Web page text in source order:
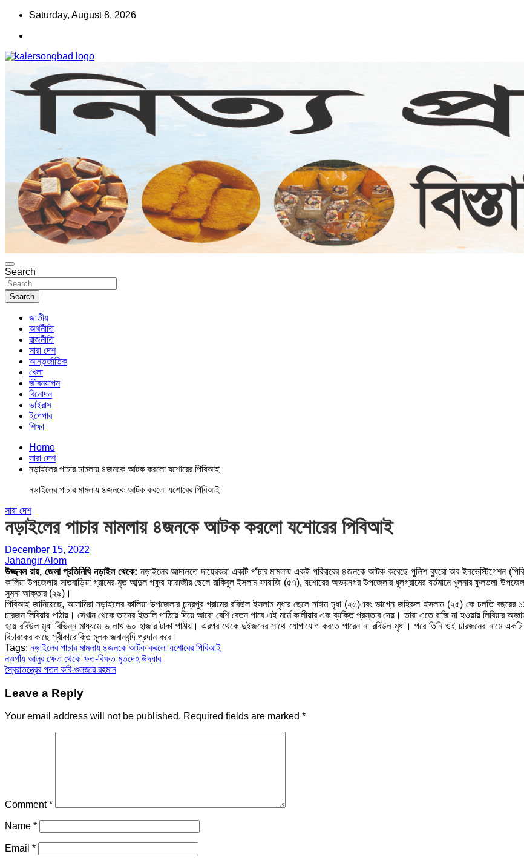
Skip
content
Saturday, August 8, 2026
কালের সংবাদ
www.kalersongbad.com
Search
Search
জাতীয়
অর্থনীতি
রাজনীতি
সারা দেশ
আন্তর্জাতিক
খেলা
জীবনযাপন
বিনোদন
ভাইরাস
ইপেপার
শিক্ষা
Home
সারা দেশ
নড়াইলের পাচার মামলায় ৪জনকে আটক করলো যশোরের পিবিআই
নড়াইলের পাচার মামলায় ৪জনকে আটক করলো যশোরের পিবিআই
সারা দেশ
নড়াইলের পাচার মামলায় ৪জনকে আটক করলো যশোরের পিবিআই
December 15, 2022
Jahangir Alom
উজ্জ্বল রায়, জেলা প্রতিনিধি নড়াইল থেকে: নড়াইলের আদালতে দায়েরকরা একটি পাঁচার মামলায় একই পরিবারের ৪জনকে আটক করেছে পুলিশ ব্যুরো অব ইনভেস্টিগেশন
কালিয়া উপজেলার সাতবাড়িয়া গ্রামের মৃত আব্দুল গফুর ফারাজীর ছেলে রাকিবুল ইসলাম ফারাজি (৫৭), যশোরের অভয়নগর উপজেলার ধুলগ্রামের বর্তমানে খুলনার ফুলতলা
সুমনা আক্তার (২৯)।
পিবিআই জানিয়েছে, আসামিরা নড়াইলের কালিয়া উপজেলার চন্দ্রপুর গ্রামের রবিউল ইসলাম মৃধার ছেলে নাঈম মৃধা (২৫)এবং ভাগ্নে জহিরুল ইসলাম (২৫) কে চলতি বছরের
চারজন লিবিয়ার পাঠায়। সেখান থেকে তাদের ইতালি পাঠিয়ে দিয়ে আরো বেশি বেতন পাবে এই মর্মে কালীয়ার এক ব্যক্তি প্রস্তাব দেয়। তারা এতে রাজি না হওয়ায় লিবিয়ার
হয়ে রবিউল মৃধা বিভিন্ন মাধ্যমে ৬ লাখ ৬০ হাজার টাকা পাঠায়। এরপর থেকে দুইজনের সাথে যোগাযোগ করতে পারেন না রবিউল মৃধা। পরে তিনি ওই চারজনের নামে
বিচারকের কাছে স্বীকারোক্তি মূলক জবানবন্দি প্রদান করে।
Tags: নড়াইলের পাচার মামলায় ৪জনকে আটক করলো যশোরের পিবিআই
Post
navigation
নওগাঁয় আলুর ক্ষেত থেকে ক্ষত-বিক্ষত মৃতদেহ উদ্ধার
স্বৈরাতন্ত্রের পতন কবি-গুলজার রহমান
Leave a Reply
Your email address will not be published. Required fields are marked *
Comment*
Name *
Email *